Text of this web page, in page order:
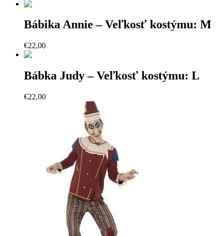
Bábika Annie – Veľkosť kostýmu: M
€22,00
Bábka Judy – Veľkosť kostýmu: L
€22,00